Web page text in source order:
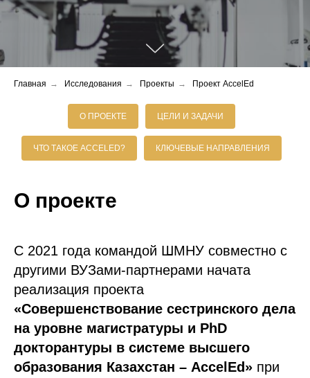
Главная → Исследования → Проекты → Проект AccelEd
О ПРОЕКТЕ ЦЕЛИ И ЗАДАЧИ
ЧТО ТАКОЕ ACCELED? КЛЮЧЕВЫЕ НАПРАВЛЕНИЯ
О проекте
С 2021 года командой ШМНУ совместно с
другими ВУЗами-партнерами начата
реализация проекта
«Совершенствование сестринского дела
на уровне магистратуры и PhD
докторантуры в системе высшего
образования Казахстан – AccelEd» при